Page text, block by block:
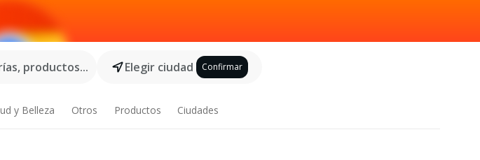
productos...
Elegir ciudad Confirmar
y Belleza Otros Productos Ciudades